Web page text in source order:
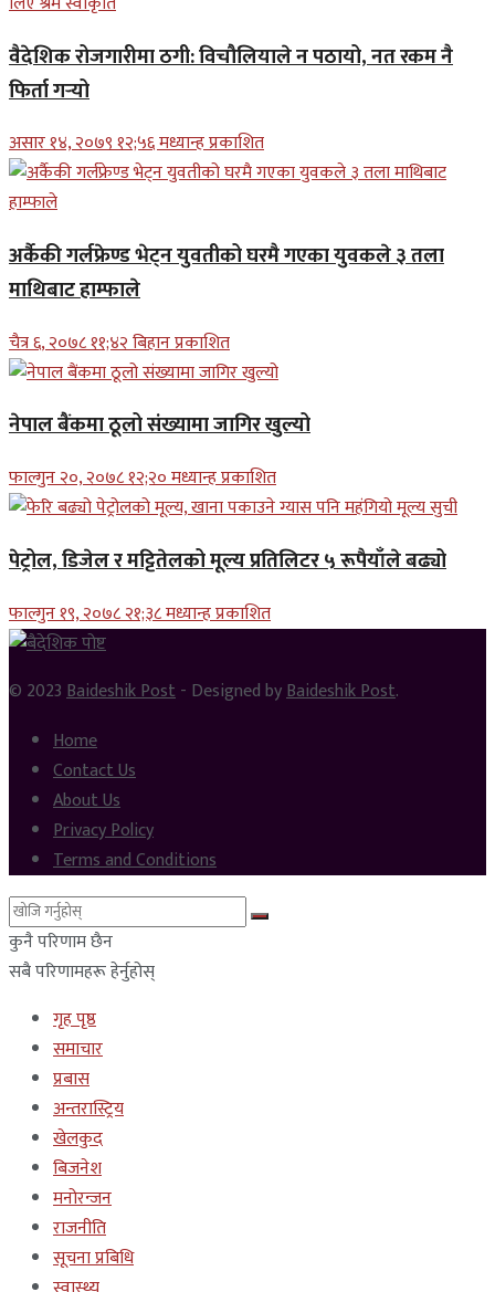
वैदेशिक रोजगारीमा ठगी: विचौलियाले न पठायो, नत रकम नै
फिर्ता गर्‍यो
असार १४, २०७९ १२;५६ मध्यान्ह प्रकाशित
अर्कैकी गर्लफ्रेण्ड भेट्न युवतीको घरमै गएका युवकले ३ तला
माथिबाट हाम्फाले
चैत्र ६, २०७८ ११;४२ बिहान प्रकाशित
नेपाल बैंकमा ठूलो संख्यामा जागिर खुल्यो
फाल्गुन २०, २०७८ १२;२० मध्यान्ह प्रकाशित
पेट्रोल, डिजेल र मट्टितेलको मूल्य प्रतिलिटर ५ रूपैयाँले बढ्यो
फाल्गुन १९, २०७८ २१;३८ मध्यान्ह प्रकाशित
© 2023Baideshik Post- Designed byBaideshik Post.
Home
Contact Us
About Us
Privacy Policy
Terms and Conditions
कुनै परिणाम छैन
सबै परिणामहरू हेर्नुहोस्
गृह पृष्ठ
समाचार
प्रबास
अन्तरास्ट्रिय
खेलकुद
बिजनेश
मनोरन्जन
राजनीति
सूचना प्रबिधि